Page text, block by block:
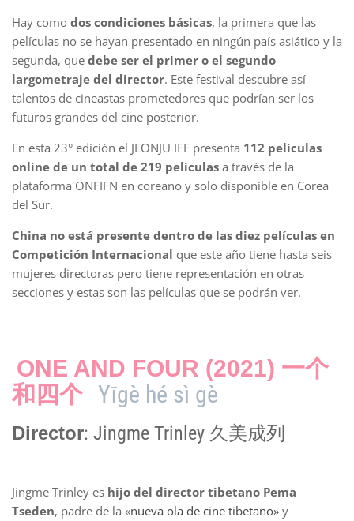
Hay como dos condiciones básicas, la primera que las
películas no se hayan presentado en ningún país asiático y la
segunda, que debe ser el primer o el segundo
largometraje del director. Este festival descubre así
talentos de cineastas prometedores que podrían ser los
futuros grandes del cine posterior.
En esta 23° edición el JEONJU IFF presenta 112 películas
online de un total de 219 películas a través de la
plataforma ONFIFN en coreano y solo disponible en Corea
del Sur.
China no está presente dentro de las diez películas en
Competición Internacional que este año tiene hasta seis
mujeres directoras pero tiene representación en otras
secciones y estas son las películas que se podrán ver.
ONE AND FOUR (2021) 一个
和四个 Yīgè hé sì gè
Director: Jingme Trinley 久美成列
Jingme Trinley es hijo del director tibetano Pema
Tseden, padre de la «nueva ola de cine tibetano» y